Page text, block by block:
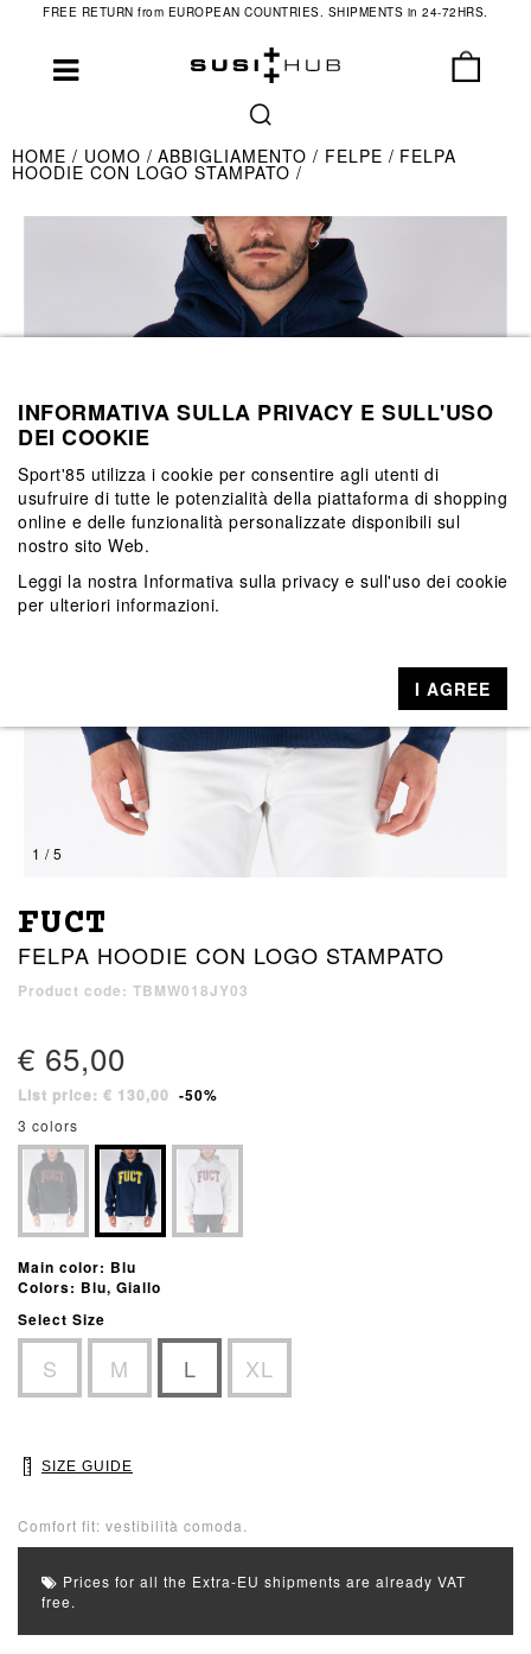
FREE RETURN from EUROPEAN COUNTRIES. SHIPMENTS in 24-72HRS.
HOME UOMO ABBIGLIAMENTO FELPE FELPA
HOODIE CON LOGO STAMPATO
1 / 5
FUCT
FELPA HOODIE CON LOGO STAMPATO
Product code: TBMW018JY03
€ 65,00
List price: € 130,00 -50%
3 colors
Main color: Blu
Colors: Blu, Giallo
Select Size
S M L XL
SIZE GUIDE
Comfort fit: vestibilità comoda.
Prices for all the Extra-EU shipments are already VAT
free.
INFORMATIVA SULLA PRIVACY E SULL'USO
DEI COOKIE
Sport'85 utilizza i cookie per consentire agli utenti di
usufruire di tutte le potenzialità della piattaforma di shopping
online e delle funzionalità personalizzate disponibili sul
nostro sito Web.
Leggi la nostra Informativa sulla privacy e sull'uso dei cookie
per ulteriori informazioni.
I AGREE